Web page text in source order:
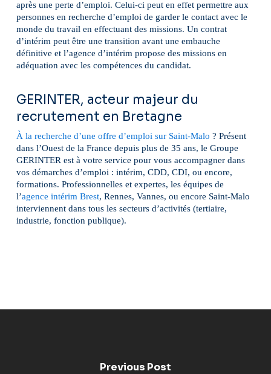
après une perte d’emploi. Celui-ci peut en effet permettre aux
personnes en recherche d’emploi de garder le contact avec le
monde du travail en effectuant des missions. Un contrat
d’intérim peut être une transition avant une embauche
définitive et l’agence d’intérim propose des missions en
adéquation avec les compétences du candidat.
GERINTER, acteur majeur du
recrutement en Bretagne
À la recherche d’une offre d’emploi sur Saint-Malo ? Présent
dans l’Ouest de la France depuis plus de 35 ans, le Groupe
GERINTER est à votre service pour vous accompagner dans
vos démarches d’emploi : intérim, CDD, CDI, ou encore,
formations. Professionnelles et expertes, les équipes de
l’agence intérim Brest, Rennes, Vannes, ou encore Saint-Malo
interviennent dans tous les secteurs d’activités (tertiaire,
industrie, fonction publique).
Previous Post